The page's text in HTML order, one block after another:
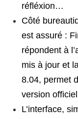
réfléxion…
Côté
est assuré :
répondent à
mis à jour et
8.04, permet
version
L’interface,